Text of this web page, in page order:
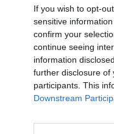
If you wish to opt-
sensitive
confirm your
continue seeing
information
further disclosure of
participants. This
Downstream
estadounidense,
Dave Malinowski
marca se
Malinowski ha
director de la
dirección de los
donde se